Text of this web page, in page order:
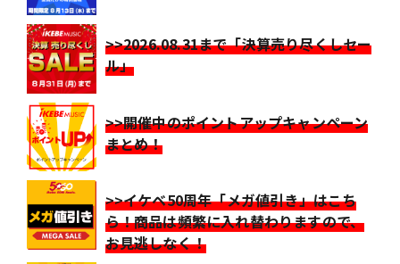
>>2026.08.31まで「決算売り尽くしセー
ル」
>>開催中のポイントアップキャンペーン
まとめ！
>>イケベ50周年「メガ値引き」はこち
ら！商品は頻繁に入れ替わりますので、
お見逃しなく！